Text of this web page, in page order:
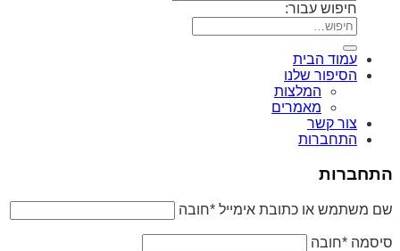
חיפוש עבור:
עמוד הבית
הסיפור שלנו
המלצות
מאמרים
צור קשר
התחברות
התחברות
שם משתמש או כתובת אימייל *חובה
סיסמה *חובה